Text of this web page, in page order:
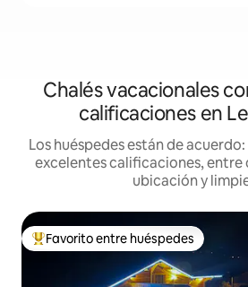
Chalés vacacionales
calificaciones en
Los huéspedes están de
excelentes calificaciones, entre
ubicación y
Favorito entre huéspedes preferido
Favorito entre huéspedes